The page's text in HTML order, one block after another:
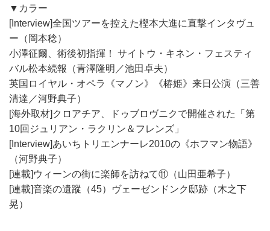
▼カラー
[Interview]全国ツアーを控えた樫本大進に直撃インタヴュ
ー（岡本稔）
小澤征爾、術後初指揮！ サイトウ・キネン・フェスティ
バル松本続報（青澤隆明／池田卓夫）
英国ロイヤル・オペラ《マノン》《椿姫》来日公演（三善
清達／河野典子）
[海外取材]クロアチア、ドゥブロヴニクで開催された「第
10回ジュリアン・ラクリン＆フレンズ」
[Interview]あいちトリエンナーレ2010の《ホフマン物語》
（河野典子）
[連載]ウィーンの街に楽師を訪ねて⑪（山田亜希子）
[連載]音楽の遺蹤（45）ヴェーゼンドンク邸跡（木之下
晃）